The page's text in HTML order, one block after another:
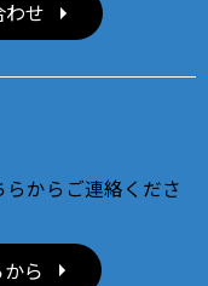
わせ
からご連絡くださ
ら